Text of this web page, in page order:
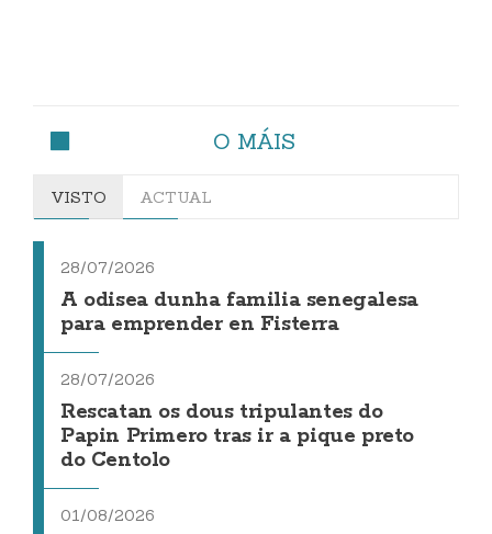
O MÁIS
VISTO ACTUAL
28/07/2026
A odisea dunha familia senegalesa
para emprender en Fisterra
28/07/2026
Rescatan os dous tripulantes do
Papin Primero tras ir a pique preto
do Centolo
01/08/2026